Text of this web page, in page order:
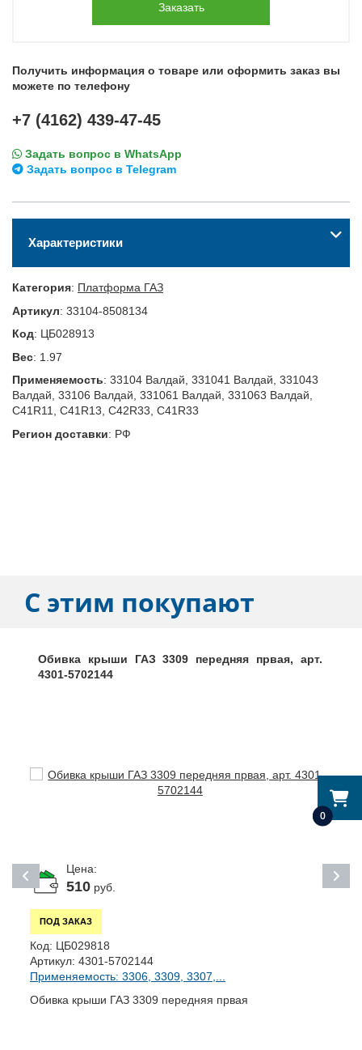
0
Заказать
Получить информация о товаре или оформить заказ вы
можете по телефону
+7 (4162) 439-47-45
Задать вопрос в WhatsApp
Задать вопрос в Telegram
Характеристики
Категория: Платформа ГАЗ
Артикул: 33104-8508134
Код: ЦБ028913
Вес: 1.97
Применяемость: 33104 Валдай, 331041 Валдай, 331043
Валдай, 33106 Валдай, 331061 Валдай, 331063 Валдай,
C41R11, C41R13, C42R33, C41R33
Регион доставки: РФ
С этим покупают
Обивка крыши ГАЗ 3309 передняя првая, арт.
4301-5702144
Цена:
510руб.
ПОД ЗАКАЗ
Код: ЦБ029818
Артикул: 4301-5702144
Применяемость: 3306, 3309, 3307,...
Обивка крыши ГАЗ 3309 передняя првая